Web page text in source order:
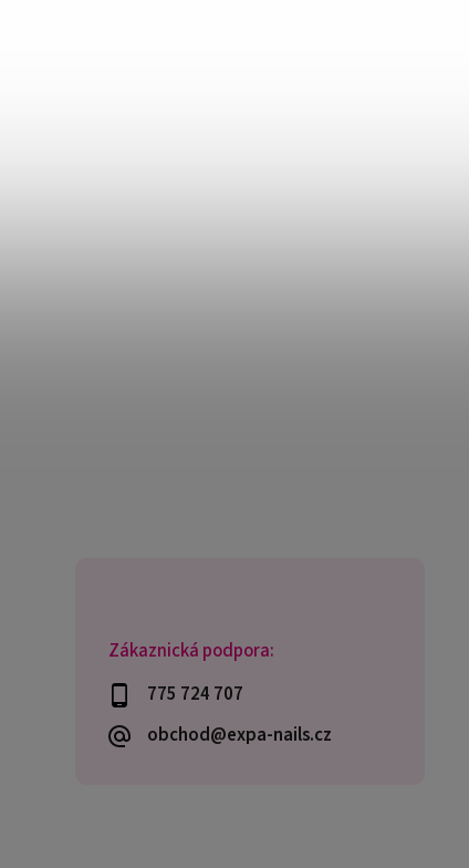
Zákaznická podpora:
775 724 707
obchod@expa-nails.cz